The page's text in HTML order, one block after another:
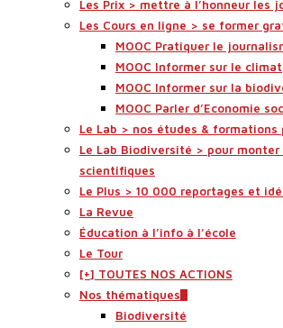
Les Prix > mettre à l’honneur les
Les Cours en ligne > se former
MOOC Pratiquer le
MOOC Informer sur le climat
MOOC Informer sur la
MOOC Parler d’Economie
Le Lab > nos études & formations
Le Lab Biodiversité > pour monter
scientifiques
Le Plus > 10 000 reportages et
La Revue
Éducation à l’info à l’école
Le Tour
[+] TOUTES NOS ACTIONS
Nos thématiques
Biodiversité